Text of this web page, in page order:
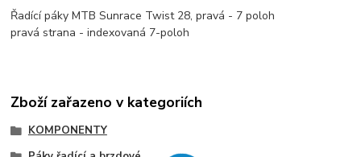
Řadící páky MTB Sunrace Twist 28, pravá - 7 poloh
pravá strana - indexovaná 7-poloh
Zboží zařazeno v kategoriích
KOMPONENTY